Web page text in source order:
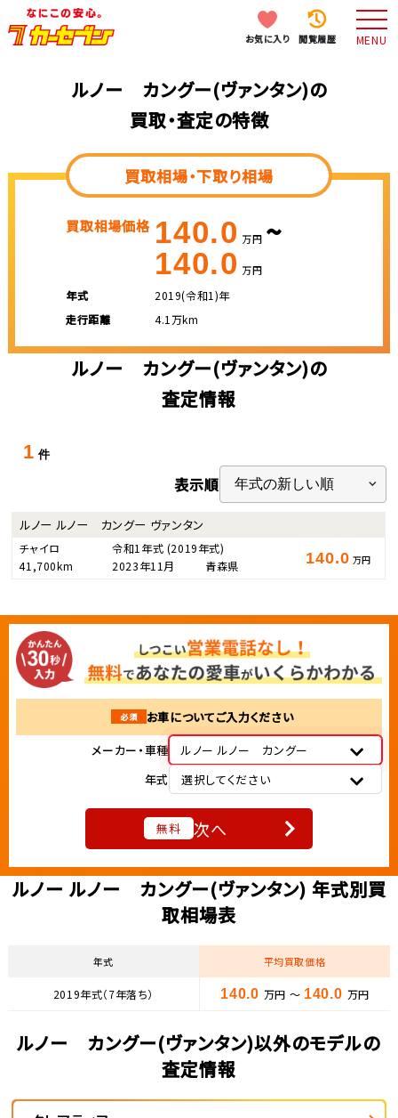
お気に入り 閲覧履歴 MENU
ルノー カングー(ヴァンタン)の
買取・査定の特徴
買取相場・下取り相場
買取相場価格 140.0 万円 ~
140.0 万円
年式
2019(令和1)年
走行距離
4.1万km
ルノー カングー(ヴァンタン)の
査定情報
1 件
表示順
ルノー ルノー カングー ヴァンタン
チャイロ 令和1年式 (2019年式)
41,700km
2023年11月 青森県 140.0 万円
必須
お車についてご入力ください
メーカー・車種
ルノー ルノー カングー
年式
選択してください
無料 次へ
ルノー ルノー カングー(ヴァンタン) 年式別買
取相場表
年式 平均買取価格
2019年式（7年落ち） 140.0 万円 ～ 140.0 万円
ルノー カングー(ヴァンタン)以外のモデルの
査定情報